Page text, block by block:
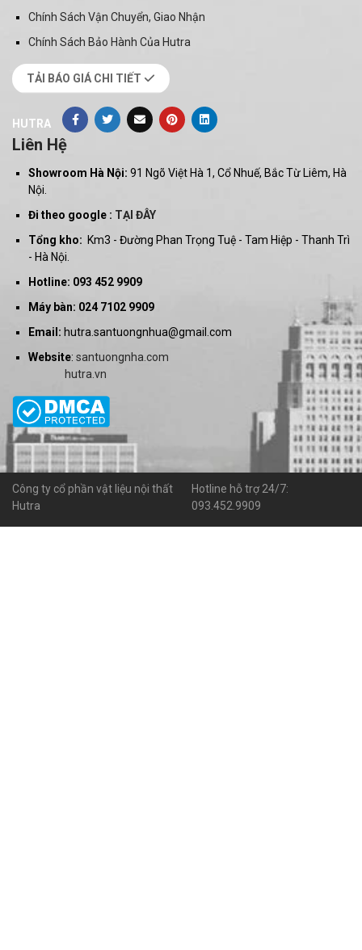
Chính Sách Vận Chuyển, Giao Nhận
Chính Sách Bảo Hành Của Hutra
TẢI BÁO GIÁ CHI TIẾT
HUTRA
Liên Hệ
Showroom Hà Nội: 91 Ngõ Việt Hà 1, Cổ Nhuế, Bắc Từ Liêm, Hà
Nội.
Đi theo google : TẠI ĐÂY
Tổng kho: Km3 - Đường Phan Trọng Tuệ - Tam Hiệp - Thanh Trì
- Hà Nội.
Hotline: 093 452 9909
Máy bàn: 024 7102 9909
Email: hutra.santuongnhua@gmail.com
Website: santuongnha.com
hutra.vn
Công ty cổ phần vật liệu nội thất
Hutra
Hotline hỗ trợ 24/7:
093.452.9909